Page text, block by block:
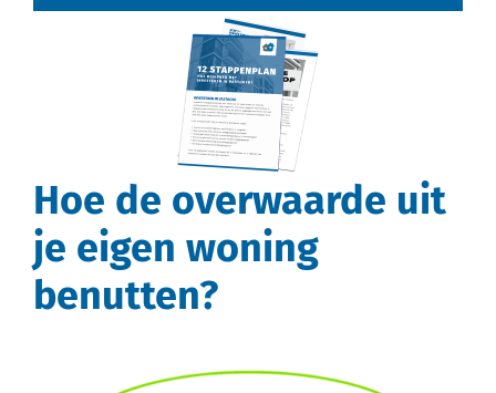
email
Hoe de overwaarde uit
je eigen woning
benutten?